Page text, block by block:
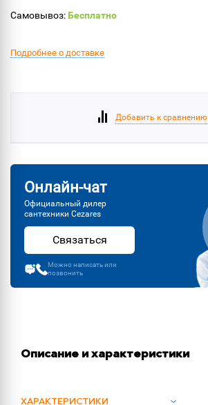
Самовывоз:Бесплатно
Подробнее о доставке
Добавить к сравнению
Онлайн-чат
Официальный дилер
сантехники Cezares
Связаться
Можно написать или
позвонить
Описание и характеристики
ХАРАКТЕРИСТИКИ